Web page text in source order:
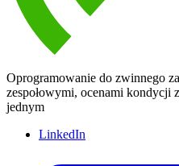
Oprogramowanie do zwinnego
zespołowymi, ocenami kondycji
jednym
LinkedIn